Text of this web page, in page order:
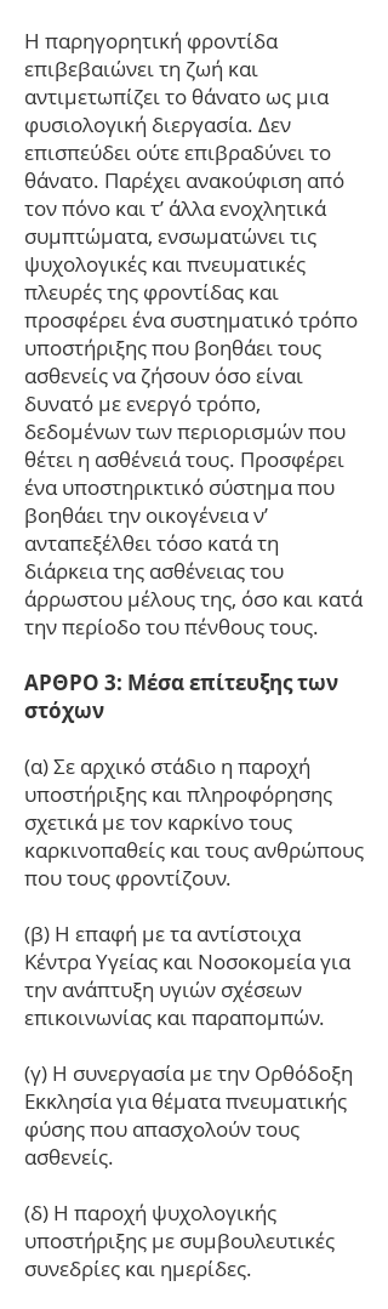
Η παρηγορητική φροντίδα
επιβεβαιώνει τη ζωή και
αντιμετωπίζει το θάνατο ως μια
φυσιολογική διεργασία. Δεν
επισπεύδει ούτε επιβραδύνει το
θάνατο. Παρέχει ανακούφιση από
τον πόνο και τ’ άλλα ενοχλητικά
συμπτώματα, ενσωματώνει τις
ψυχολογικές και πνευματικές
πλευρές της φροντίδας και
προσφέρει ένα συστηματικό τρόπο
υποστήριξης που βοηθάει τους
ασθενείς να ζήσουν όσο είναι
δυνατό με ενεργό τρόπο,
δεδομένων των περιορισμών που
θέτει η ασθένειά τους. Προσφέρει
ένα υποστηρικτικό σύστημα που
βοηθάει την οικογένεια ν’
ανταπεξέλθει τόσο κατά τη
διάρκεια της ασθένειας του
άρρωστου μέλους της, όσο και κατά
την περίοδο του πένθους τους.
ΑΡΘΡΟ 3: Μέσα επίτευξης των
στόχων
(α) Σε αρχικό στάδιο η παροχή
υποστήριξης και πληροφόρησης
σχετικά με τον καρκίνο τους
καρκινοπαθείς και τους ανθρώπους
που τους φροντίζουν.
(β) Η επαφή με τα αντίστοιχα
Κέντρα Υγείας και Νοσοκομεία για
την ανάπτυξη υγιών σχέσεων
επικοινωνίας και παραπομπών.
(γ) Η συνεργασία με την Ορθόδοξη
Εκκλησία για θέματα πνευματικής
φύσης που απασχολούν τους
ασθενείς.
(δ) Η παροχή ψυχολογικής
υποστήριξης με συμβουλευτικές
συνεδρίες και ημερίδες.